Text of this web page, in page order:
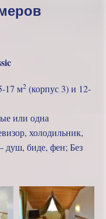
номера
техникой;
передовым
сауна,
залом, игры
площадка,
комнатой с
мангал.
17 м2 (корпус 3) и 12-
или одна
холодильник,
биде, фен; Без